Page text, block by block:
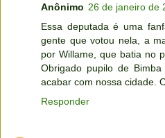
Anônimo 26 de janeiro de
Essa deputada é uma
gente que votou nela, a
por Willame, que batia no
Obrigado pupilo de
acabar com nossa cidade.
Responder